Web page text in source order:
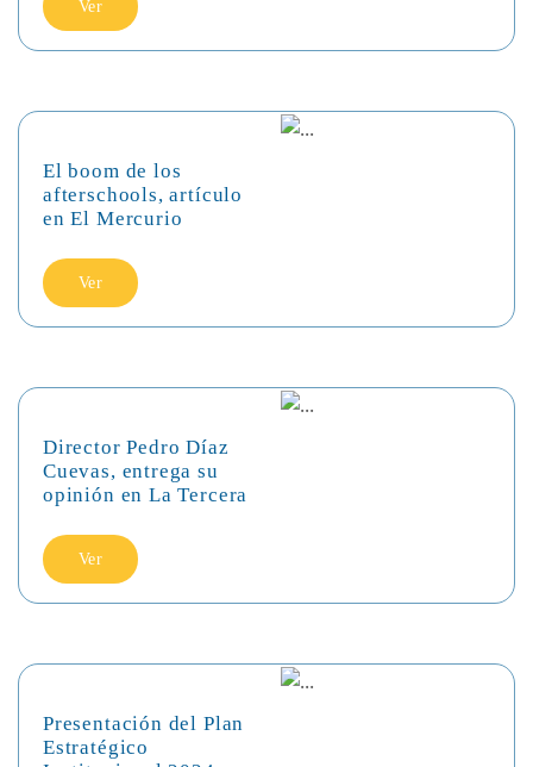
Ver
El boom de los
afterschools, artículo
en El Mercurio
Ver
Director Pedro Díaz
Cuevas, entrega su
opinión en La Tercera
Ver
Presentación del Plan
Estratégico